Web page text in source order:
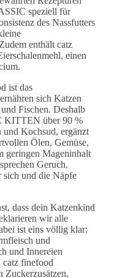
speziell für
des Nassfutters
enthält catz
einen
ist das
sich Katzen
Fischen. Deshalb
KITTEN über 90 %
und Kochsud, ergänzt
Ölen, Gemüse,
geringen Mageninhalt
Geruch,
sich und die Näpfe
dass dein Katzenkind
wir alle
ist eins völlig klar:
und
und Innereien
finefood